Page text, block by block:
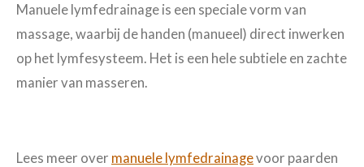
Manuele lymfedrainage is een speciale vorm van
massage, waarbij de handen (manueel) direct inwerken
op het lymfesysteem. Het is een hele subtiele en zachte
manier van masseren.
Lees meer over manuele lymfedrainagevoor paarden